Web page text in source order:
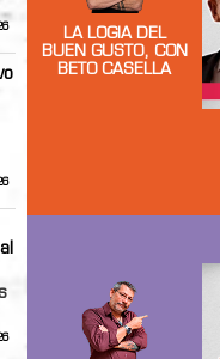
LA LOGIA DEL
BUEN GUSTO, CON
BETO CASELLA